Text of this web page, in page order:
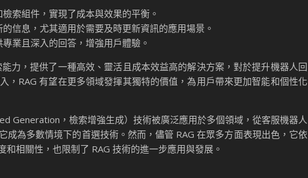
索組件，實現了成本與效果的平衡。
信息，尤其適用於需要及時更新資訊的應用場景。
業且深入的回答，增強用戶體驗。
力，提供了一種高效、靈活且成本效益高的解決方案，對於提升機器人回
RAG 有望在更多領域發揮其獨特的價值，為用戶帶來更加智能和個性化
Generation，檢索增強生成）技術被廣泛應用於多個領域，從客服機器人
為多數情境下的首選技術。然而，儘管 RAG 在眾多方面表現出色，它依
相關性，也限制了 RAG 技術的進一步應用與發展。